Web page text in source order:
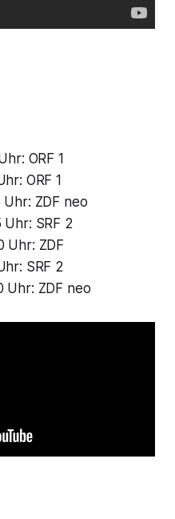
ORF 1
ORF 1
ZDF neo
SRF 2
Uhr: ZDF
SRF 2
Uhr: ZDF neo